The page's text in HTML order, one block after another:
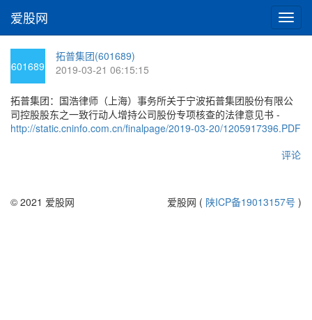
切
换
爱股网
601689
拓普集团(601689)
2019-03-21 06:15:15
拓普集团：国浩律师（上海）事务所关于宁波拓普集团股份有限公
司控股股东之一致行动人增持公司股份专项核查的法律意见书 -
http://static.cninfo.com.cn/finalpage/2019-03-20/1205917396.PDF
评论
© 2021 爱股网 爱股网 ( 陕ICP备19013157号 )